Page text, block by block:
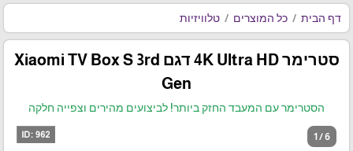
דף הבית כל המוצרים טלוויזיות
סטרימר 4K Ultra HD דגם Xiaomi TV Box S 3rd
Gen
הסטרימר עם המעבד החזק ביותר! לביצועים מהירים וצפייה חלקה
1 / 6